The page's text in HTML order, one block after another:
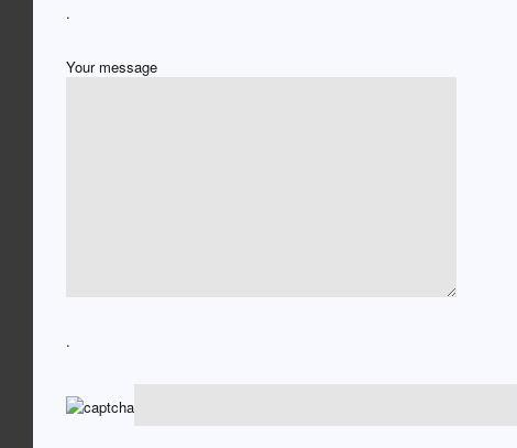
.
Your message
.